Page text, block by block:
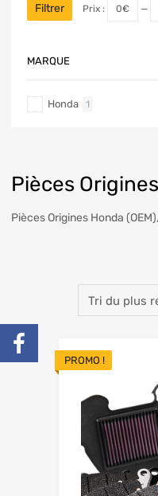
Pièces
Pièces Origines Honda
PROMO !
Filtrer Prix : 0€ —
MARQUE
Honda 1